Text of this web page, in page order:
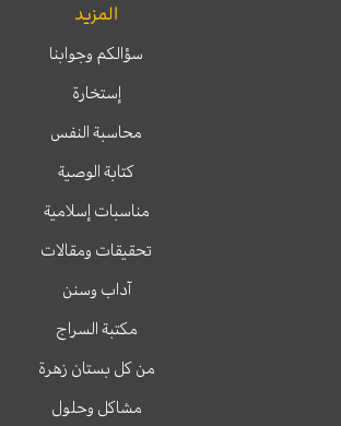
المزيد
سؤالكم وجوابنا
إستخارة
محاسبة النفس
كتابة الوصية
مناسبات إسلامية
تحقيقات ومقالات
آداب وسنن
مكتبة السراج
من كل بستان زهرة
مشاكل وحلول